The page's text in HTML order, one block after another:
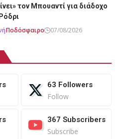
τον Μπουαντί για διάδοχο
Ποδόσφαιρο 07/08/2026
63 Followers
Follow
367 Subscribers
Subscribe